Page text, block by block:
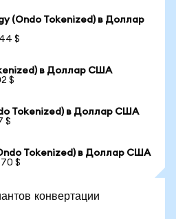
(Ondo Tokenized) в Доллар
$
в Доллар США
$
Tokenized) в Доллар США
$
Tokenized) в Доллар США
$
конвертации